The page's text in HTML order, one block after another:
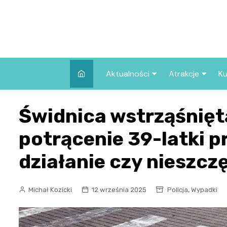
Aktualności
Wszystkie wpisy
Atrakcje
we Wrocławiu
Co warto
Wrocławiu?
Świdnica
potrącenie 39-latki
działanie czy
Michał Kozicki 12 września 2025 Policja, Wypadki